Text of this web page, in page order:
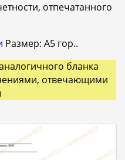
отпечатанного
Размер: A5 гор..
бланка
отвечающими